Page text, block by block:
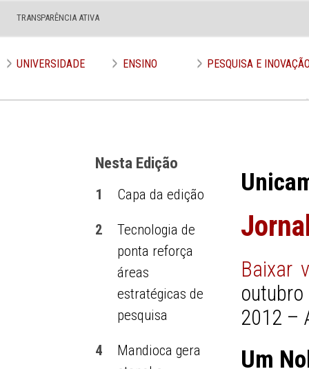
TRANSPARÊNCIA ATIVA
UNIVERSIDADE ENSINO PESQUISA E
Edição nº 544
Nesta Edição
1 Capa da edição
2
Tecnologia de
ponta reforça
áreas
estratégicas de
pesquisa
4
Mandioca gera
Baixar
2012 –
Um